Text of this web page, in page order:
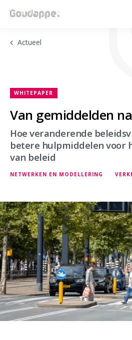
Actueel
Van gemiddelden
Hoe veranderende
betere hulpmiddelen voor
van beleid
WHITEPAPER
NETWERKEN EN MODELLERING